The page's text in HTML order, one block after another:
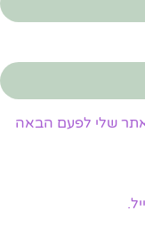
שלי לפעם הבאה